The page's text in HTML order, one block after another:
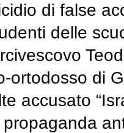
di false
delle
ortodosso di
accusato
propaganda